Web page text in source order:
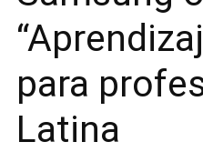
para
Latina